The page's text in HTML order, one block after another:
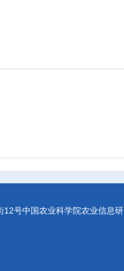
号中国农业科学院农业信息